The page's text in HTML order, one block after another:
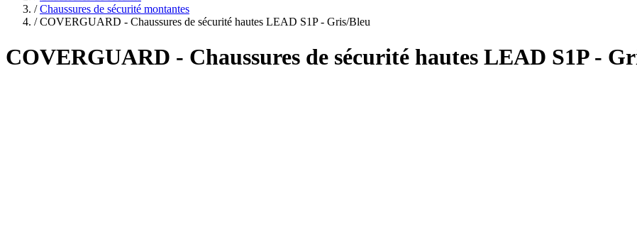
/ Chaussures de sécurité montantes
/ COVERGUARD - Chaussures de sécurité hautes LEAD S1P - Gris/Bleu
COVERGUARD - Chaussures de sécurité hautes LEAD S1P -